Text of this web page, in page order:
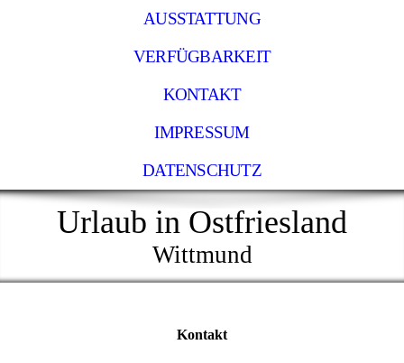
AUSSTATTUNG
VERFÜGBARKEIT
KONTAKT
IMPRESSUM
DATENSCHUTZ
Urlaub in Ostfriesland
Wittmund
Kontakt